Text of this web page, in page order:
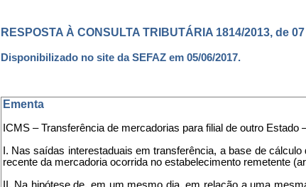
RESPOSTA À CONSULTA TRIBUTÁRIA 1814/2013, de
Disponibilizado no site da SEFAZ em 05/06/2017.
Ementa
ICMS – Transferência de mercadorias para filial de outro Estado
I. Nas saídas interestaduais em transferência, a base de
recente da mercadoria ocorrida no estabelecimento remetente